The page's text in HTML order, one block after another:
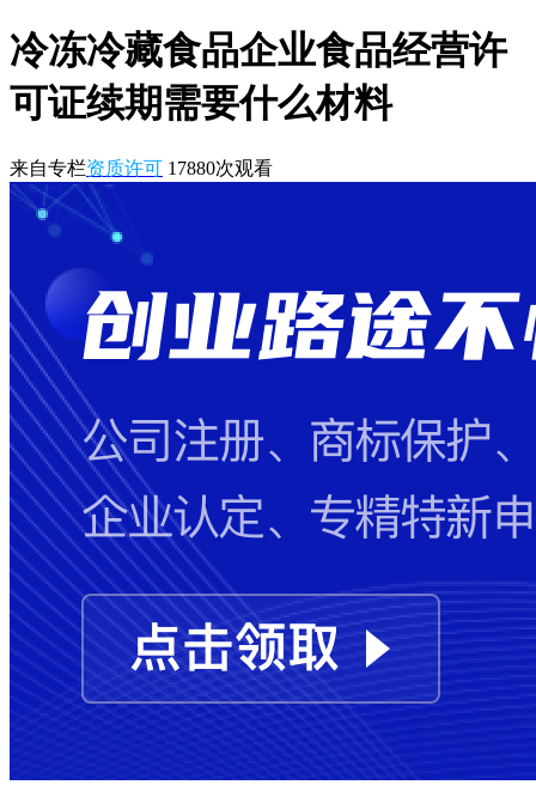
冷冻冷藏食品企业食品经营许
可证续期需要什么材料
来自专栏资质许可 17880次观看